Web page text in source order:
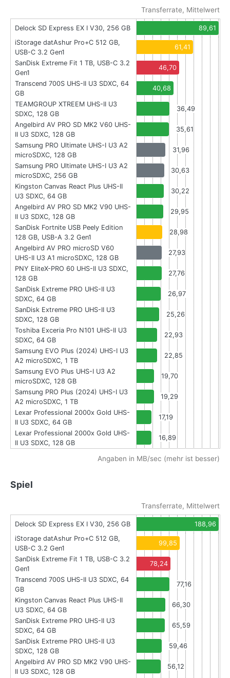
Transferrate, Mittelwert
Delock SD Express EX I V30, 256 GB
89,61
iStorage datAshur Pro+C 512 GB,
USB-C 3.2 Gen1
61,41
SanDisk Extreme Fit 1 TB, USB-C 3.2
Gen1
46,70
Transcend 700S UHS-II U3 SDXC, 64
GB
40,68
TEAMGROUP XTREEM UHS-II U3
SDXC, 128 GB
36,49
Angelbird AV PRO SD MK2 V60 UHS-
II U3 SDXC, 128 GB
35,61
Samsung PRO Ultimate UHS-I U3 A2
microSDXC, 128 GB
31,96
Samsung PRO Ultimate UHS-I U3 A2
microSDXC, 256 GB
30,63
Kingston Canvas React Plus UHS-II
U3 SDXC, 64 GB
30,22
Angelbird AV PRO SD MK2 V90 UHS-
II U3 SDXC, 128 GB
29,95
SanDisk Fortnite USB Peely Edition
128 GB, USB-A 3.2 Gen1
28,98
Angelbird AV PRO microSD V60
UHS-II U3 A1 microSDXC, 128 GB
27,93
PNY EliteX-PRO 60 UHS-II U3 SDXC,
128 GB
27,76
SanDisk Extreme PRO UHS-II U3
SDXC, 64 GB
26,97
SanDisk Extreme PRO UHS-II U3
SDXC, 128 GB
25,26
Toshiba Exceria Pro N101 UHS-II U3
SDXC, 64 GB
22,93
Samsung EVO Plus (2024) UHS-I U3
A2 microSDXC, 1 TB
22,85
Samsung EVO Plus UHS-I U3 A2
microSDXC, 128 GB
19,70
Samsung PRO Plus (2024) UHS-I U3
A2 microSDXC, 1 TB
19,29
Lexar Professional 2000x Gold UHS-
II U3 SDXC, 64 GB
17,19
Lexar Professional 2000x Gold UHS-
II U3 SDXC, 128 GB
16,89
Angaben in MB/sec (mehr ist besser)
Spiel
Transferrate, Mittelwert
Delock SD Express EX I V30, 256 GB
188,96
iStorage datAshur Pro+C 512 GB,
USB-C 3.2 Gen1
99,85
SanDisk Extreme Fit 1 TB, USB-C 3.2
Gen1
78,24
Transcend 700S UHS-II U3 SDXC, 64
GB
77,16
Kingston Canvas React Plus UHS-II
U3 SDXC, 64 GB
66,30
SanDisk Extreme PRO UHS-II U3
SDXC, 64 GB
65,59
SanDisk Extreme PRO UHS-II U3
SDXC, 128 GB
59,46
Angelbird AV PRO SD MK2 V90 UHS-
II U3 SDXC, 128 GB
56,12